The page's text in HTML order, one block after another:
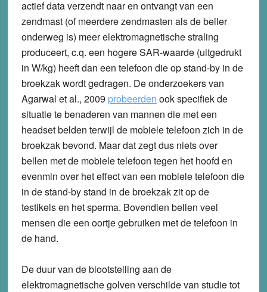
actief data verzendt naar en ontvangt van een
zendmast (of meerdere zendmasten als de beller
onderweg is) meer elektromagnetische straling
produceert, c.q. een hogere SAR-waarde (uitgedrukt
in W/kg) heeft dan een telefoon die op stand-by in de
broekzak wordt gedragen. De onderzoekers van
Agarwal et al., 2009 probeerden ook specifiek de
situatie te benaderen van mannen die met een
headset belden terwijl de mobiele telefoon zich in de
broekzak bevond. Maar dat zegt dus niets over
bellen met de mobiele telefoon tegen het hoofd en
evenmin over het effect van een mobiele telefoon die
in de stand-by stand in de broekzak zit op de
testikels en het sperma. Bovendien bellen veel
mensen die een oortje gebruiken met de telefoon in
de hand.
De duur van de blootstelling aan de
elektromagnetische golven verschilde van studie tot